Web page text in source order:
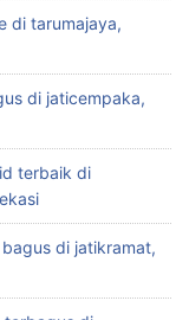
di tarumajaya,
di jaticempaka,
terbaik di
di jatikramat,